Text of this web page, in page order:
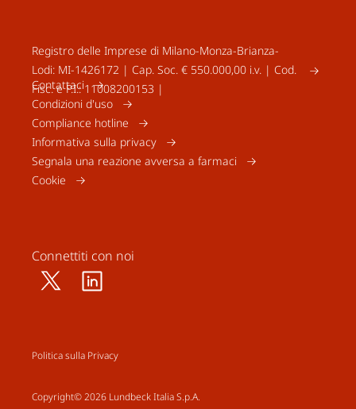
Registro delle Imprese di Milano-Monza-Brianza-
Lodi: MI-1426172 | Cap. Soc. € 550.000,00 i.v. | Cod.
Fisc. e P.I.: 11008200153 |
Contattaci
Condizioni d'uso
Compliance hotline
Informativa sulla privacy
Segnala una reazione avversa a farmaci
Cookie
Connettiti con noi
Politica sulla Privacy
Copyright© 2026 Lundbeck Italia S.p.A.